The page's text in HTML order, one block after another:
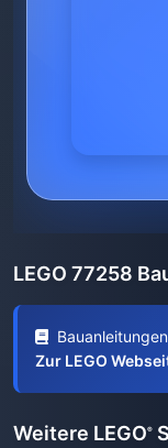
LEGO 77258
Zur LEGO
Weitere LEGO®